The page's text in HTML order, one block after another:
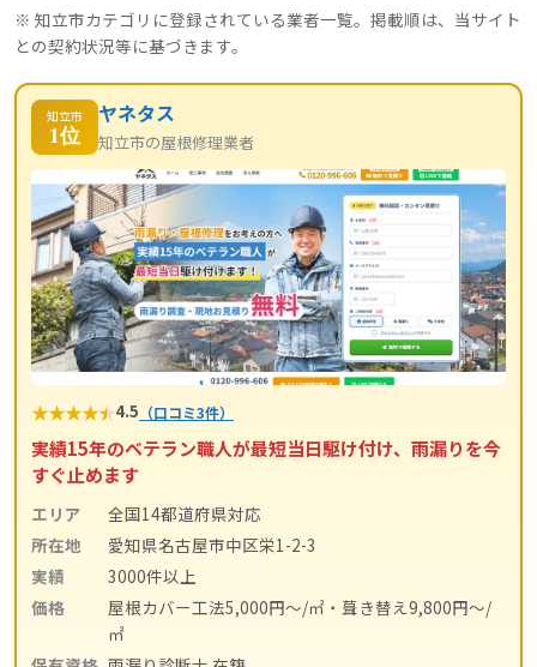
※ 知立市カテゴリに登録されている業者一覧。掲載順は、当サイト
との契約状況等に基づきます。
知立市
1位
ヤネタス
知立市の屋根修理業者
★★★★★4.5 （口コミ3件）
実績15年のベテラン職人が最短当日駆け付け、雨漏りを今
すぐ止めます
エリア
全国14都道府県対応
所在地
愛知県名古屋市中区栄1-2-3
実績
3000件以上
価格
屋根カバー工法5,000円〜/㎡・葺き替え9,800円〜/
㎡